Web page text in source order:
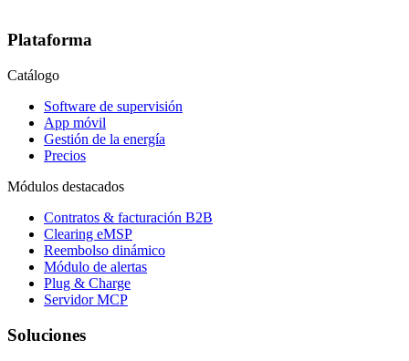
Plataforma
Catálogo
Software de supervisión
App móvil
Gestión de la energía
Precios
Módulos destacados
Contratos & facturación B2B
Clearing eMSP
Reembolso dinámico
Módulo de alertas
Plug & Charge
Servidor MCP
Soluciones